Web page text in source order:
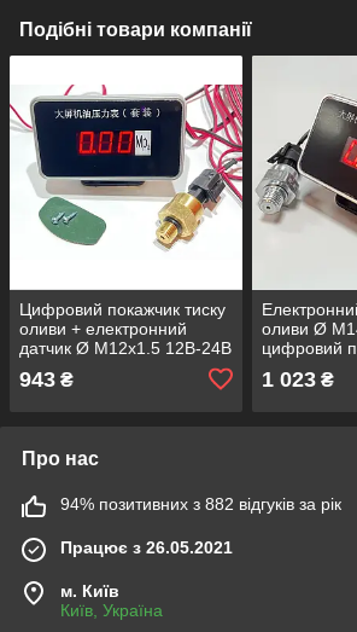
Подібні товари компанії
Цифровий покажчик тиску
оливи + електронний
датчик Ø М12х1.5 12В-24В
943 ₴
оливи Ø
цифровий
1 023₴
Про нас
94% позитивних з 882 відгуків за рік
Працює з 26.05.2021
м. Київ
Київ, Україна